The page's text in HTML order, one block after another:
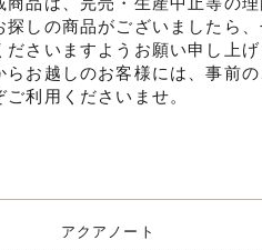
探しの商品がございましたら
ださいますようお願い申し上げ
らお越しのお客様には、事前
利用くださいませ。
アクアノート